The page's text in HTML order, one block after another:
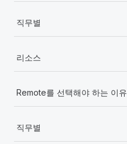
직무별
리소스
Remote를 선택해야 하는 이유
직무별